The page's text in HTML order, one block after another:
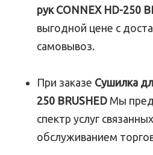
рук CONNEX HD-250
выгодной цене с
самовывоз.
При заказе Сушилка
250 BRUSHED Мы
спектр услуг
обслуживанием